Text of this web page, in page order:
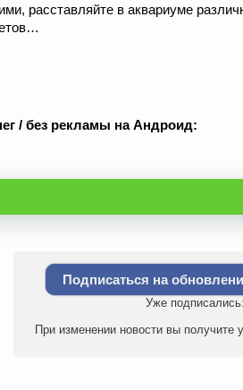
расставляйте в аквариуме
/ без рекламы на Андроид:
Подписаться на
Уже подписались:
При изменении новости вы получите